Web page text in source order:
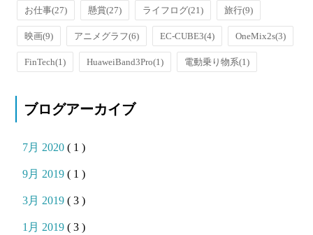
お仕事(27) 懸賞(27) ライフログ(21) 旅行(9)
映画(9) アニメグラフ(6) EC-CUBE3(4) OneMix2s(3)
FinTech(1) HuaweiBand3Pro(1) 電動乗り物系(1)
ブログアーカイブ
7月 2020( 1 )
9月 2019( 1 )
3月 2019( 3 )
1月 2019( 3 )